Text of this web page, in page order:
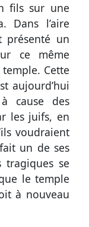
fils sur une
Dans l’aire
présenté un
ce même
Cette
aujourd’hui
cause des
les juifs, en
voudraient
un de ses
tragiques se
le temple
à nouveau